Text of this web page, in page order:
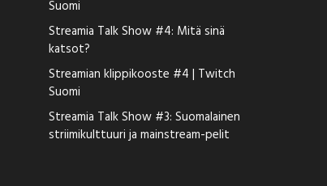
Suomi
Streamia Talk Show #4: Mitä sinä
katsot?
Streamian klippikooste #4 | Twitch
Suomi
Streamia Talk Show #3: Suomalainen
striimikulttuuri ja mainstream-pelit